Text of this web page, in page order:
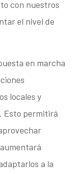
con nuestros
el nivel de
en marcha
locales y
Esto permitirá
a la